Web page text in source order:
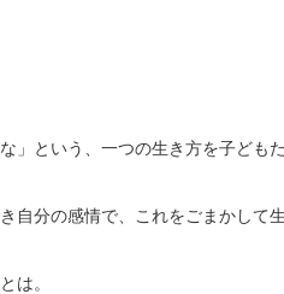
」という、一つの生き方を子ども
自分の感情で、これをごまかして
は。